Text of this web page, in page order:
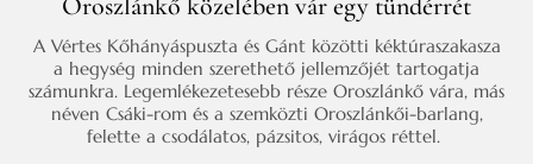
A Vértes Kőhányáspuszta és Gánt közötti kéktúraszakasza
a hegység minden szerethető jellemzőjét tartogatja
számunkra. Legemlékezetesebb része Oroszlánkő vára, más
néven Csáki-rom és a szemközti Oroszlánkői-barlang,
felette a csodálatos, pázsitos, virágos réttel.